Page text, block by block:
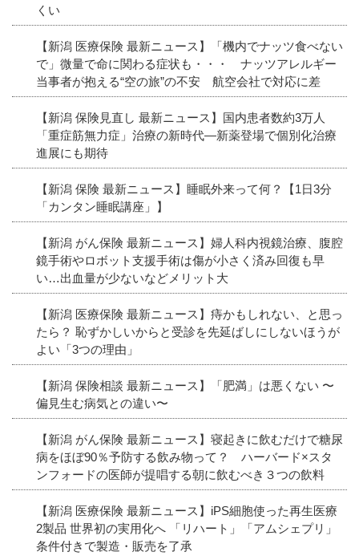
くい
【新潟 医療保険 最新ニュース】「機内でナッツ食べない
で」微量で命に関わる症状も・・・ ナッツアレルギー
当事者が抱える“空の旅”の不安 航空会社で対応に差
【新潟 保険見直し 最新ニュース】国内患者数約3万人
「重症筋無力症」治療の新時代―新薬登場で個別化治療
進展にも期待
【新潟 保険 最新ニュース】睡眠外来って何？【1日3分
「カンタン睡眠講座」】
【新潟 がん保険 最新ニュース】婦人科内視鏡治療、腹腔
鏡手術やロボット支援手術は傷が小さく済み回復も早
い…出血量が少ないなどメリット大
【新潟 医療保険 最新ニュース】痔かもしれない、と思っ
たら？ 恥ずかしいからと受診を先延ばしにしないほうが
よい「3つの理由」
【新潟 保険相談 最新ニュース】「肥満」は悪くない 〜
偏見生む病気との違い〜
【新潟 がん保険 最新ニュース】寝起きに飲むだけで糖尿
病をほぼ90％予防する飲み物って？ ハーバード×スタ
ンフォードの医師が提唱する朝に飲むべき３つの飲料
【新潟 医療保険 最新ニュース】iPS細胞使った再生医療
2製品 世界初の実用化へ 「リハート」「アムシェプリ」
条件付きで製造・販売を了承